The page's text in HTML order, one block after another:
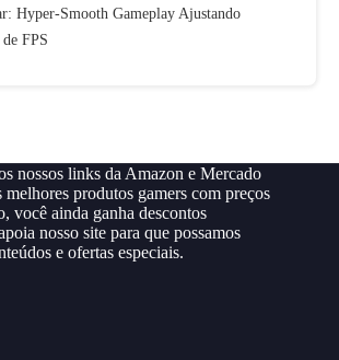
Hyper-Smooth Gameplay Ajustando
FPS
nossos links da Amazon e Mercado
produtos gamers com preços
você ainda ganha descontos
nosso site para que possamos
e ofertas especiais.